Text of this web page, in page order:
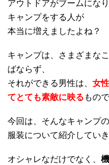
アウトドアがブームにな
キャンプをする人が
本当に増えましたよね？
キャンプは、さまざまな
ばならず、
それができる男性は、 女
てとても素敵に映る もの
今回は、そんなキャンプ
服装について紹介していき
オシャレなだけでなく、